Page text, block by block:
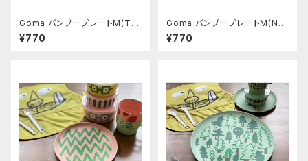
Goma バンブープレートM(Tre
e)
¥770
Goma バンブープレートM(Nu
mber)
¥770